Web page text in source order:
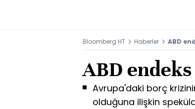
Bloomberg HT Haberler ABD
ABD
Avrupa'daki borç
olduğuna ilişkin